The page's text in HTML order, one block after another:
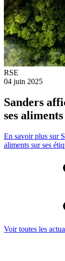
RSE
04 juin 2025
Sanders
ses
En savoir plus sur
aliments sur ses
Voir toutes les